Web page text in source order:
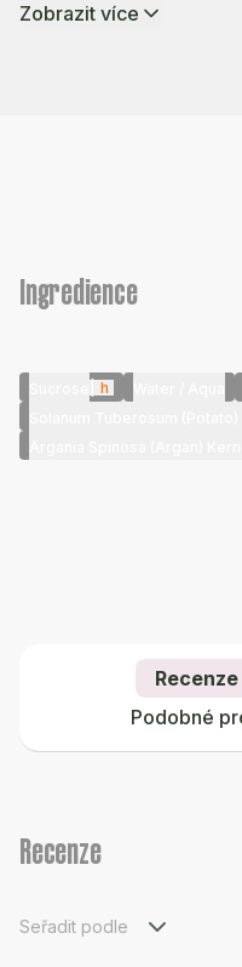
Zobrazit více
Ingredience
h
Recenze
Podobné
Recenze
Seřadit podle